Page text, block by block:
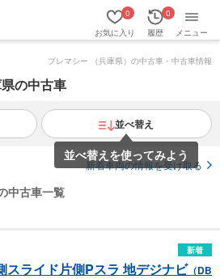
お気に入り
0
履歴
0
メニュー
プレマシー （兵庫県）の中古車・中古車情報
の中古車
並べ替え
並べ替えを使ってみよう
新着車両の情報を受け取る
中古車一覧
新着
スライド片側Pスラ 地デジナビ（DB